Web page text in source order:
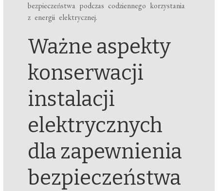
bezpieczeństwa podczas codziennego korzystania
z energii elektrycznej.
Ważne aspekty
konserwacji
instalacji
elektrycznych
dla zapewnienia
bezpieczeństwa